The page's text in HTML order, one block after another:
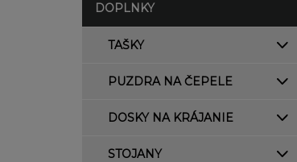
DOPLNKY
TAŠKY
PUZDRA NA ČEPELE
DOSKY NA KRÁJANIE
STOJANY